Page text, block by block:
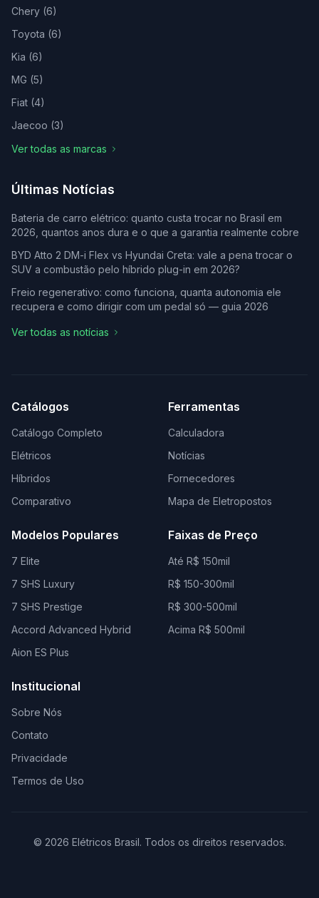
Chery (6)
Toyota (6)
Kia (6)
MG (5)
Fiat (4)
Jaecoo (3)
Ver todas as marcas
Últimas Notícias
Bateria de carro elétrico: quanto custa trocar no Brasil em
2026, quantos anos dura e o que a garantia realmente cobre
BYD Atto 2 DM-i Flex vs Hyundai Creta: vale a pena trocar o
SUV a combustão pelo híbrido plug-in em 2026?
Freio regenerativo: como funciona, quanta autonomia ele
recupera e como dirigir com um pedal só — guia 2026
Ver todas as notícias
Catálogos
Catálogo Completo
Elétricos
Híbridos
Comparativo
Ferramentas
Calculadora
Notícias
Fornecedores
Mapa de Eletropostos
Modelos Populares
7 Elite
7 SHS Luxury
7 SHS Prestige
Accord Advanced Hybrid
Aion ES Plus
Faixas de Preço
Até R$ 150mil
R$ 150-300mil
R$ 300-500mil
Acima R$ 500mil
Institucional
Sobre Nós
Contato
Privacidade
Termos de Uso
© 2026 Elétricos Brasil. Todos os direitos reservados.